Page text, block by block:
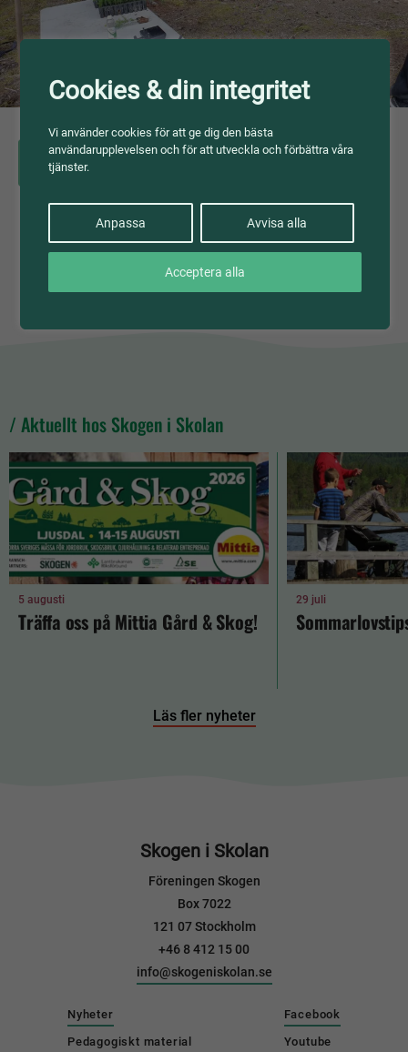
Cookies & din integritet
Vi använder cookies för att ge dig den bästa
användarupplevelsen och för att utveckla och förbättra våra
tjänster.
Anpassa Avvisa alla
Acceptera alla
Västernorrland
/ Aktuellt hos Skogen i Skolan
5 augusti
Träffa oss på Mittia Gård & Skog!
29 juli
Läs fler nyheter
Skogen i Skolan
Föreningen Skogen
Box 7022
121 07 Stockholm
+46 8 412 15 00
info@skogeniskolan.se
Nyheter
Pedagogiskt material
Facebook
Youtube